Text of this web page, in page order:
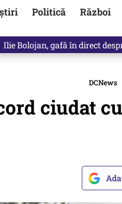
Politică Război
Ilie Bolojan, gafă în direct
DCNews
ciudat